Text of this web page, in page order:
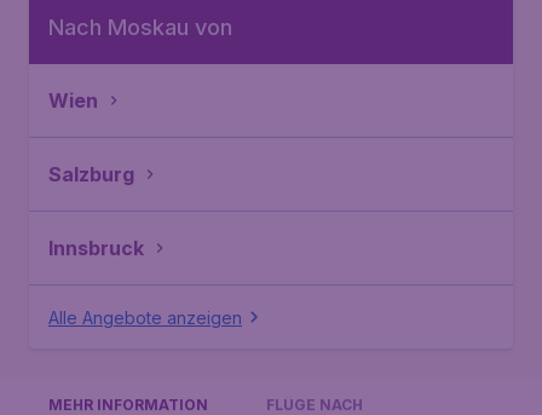
Nach Moskau von
Wien
Salzburg
Innsbruck
Alle Angebote anzeigen
MEHR INFORMATION FLÜGE NACH